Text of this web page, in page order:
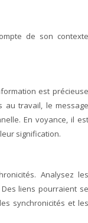
de son contexte
est précieuse
au travail, le message
En voyance, il est
signification.
Analysez les
liens pourraient se
synchronicités et les